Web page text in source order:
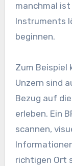
manchmal ist
Instruments
beginnen.
Zum Beispiel
Unzern sind
Bezug auf
erleben. Ein
scannen,
richtigen Ort